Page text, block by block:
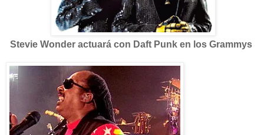
Stevie Wonder actuará con Daft Punk en los Grammys